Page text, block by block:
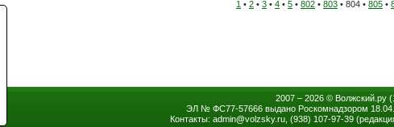
1 • 2 • 3 • 4 • 5 • 802 • 803 • 804 • 805 •
2007 – 2026 © Волжский.ру
ЭЛ № ФС77-57666 выдано Роскомнадзором
Контакты: admin@volzsky.ru, (938) 107-97-39